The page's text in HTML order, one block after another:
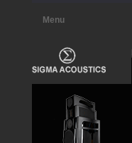
Menu